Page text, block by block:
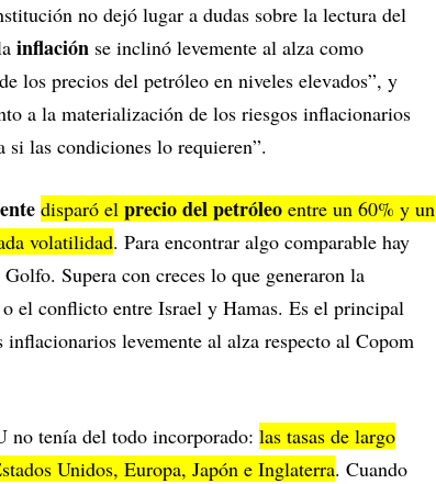
no dejó lugar a dudas sobre la lectura del
inflación se inclinó levemente al alza como
los precios del petróleo en niveles elevados”, y
a la materialización de los riesgos inflacionarios
si las condiciones lo requieren”.
disparó el precio del petróleo entre un 60% y un
volatilidad. Para encontrar algo comparable hay
Supera con creces lo que generaron la
el conflicto entre Israel y Hamas. Es el principal
levemente al alza respecto al Copom
no tenía del todo incorporado: las tasas de largo
Unidos, Europa, Japón e Inglaterra. Cuando